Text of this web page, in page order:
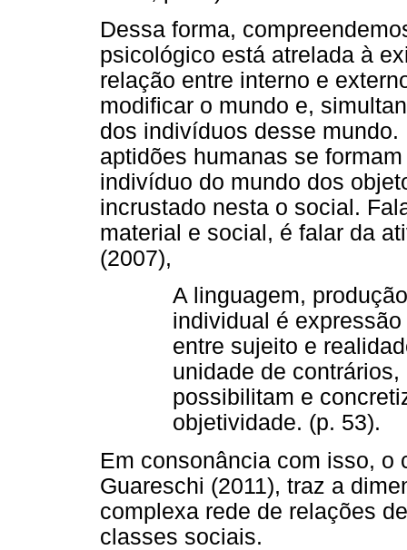
Dessa forma,
psicológico está atrelada à
relação entre interno e
modificar o mundo e,
dos indivíduos desse
aptidões humanas se
indivíduo do mundo dos
incrustado nesta o social.
material e social, é falar da
(2007),
A linguagem,
individual é
entre sujeito e
unidade de
possibilitam e
objetividade. (p. 53).
Em consonância com isso, o
Guareschi (2011), traz a
complexa rede de relações
classes sociais.